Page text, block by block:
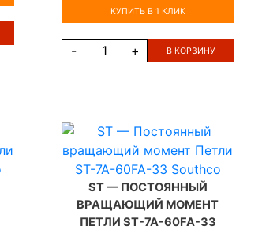
КУПИТЬ В 1 КЛИК
- + В КОРЗИНУ
ST — ПОСТОЯННЫЙ
ВРАЩАЮЩИЙ МОМЕНТ
ПЕТЛИ ST-7A-60FA-33